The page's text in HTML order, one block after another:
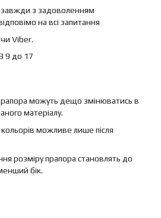
з задоволенням
на всі запитання
Viber.
9 до 17
можуть дещо змінюватись в
матеріалу.
можливе лише після
розміру прапора становлять до
бік.